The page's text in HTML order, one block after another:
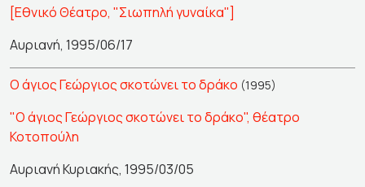
[Εθνικό Θέατρο, "Σιωπηλή γυναίκα"]
Αυριανή, 1995/06/17
Ο άγιος Γεώργιος σκοτώνει το δράκο (1995)
"Ο άγιος Γεώργιος σκοτώνει το δράκο", θέατρο
Κοτοπούλη
Αυριανή Κυριακής, 1995/03/05